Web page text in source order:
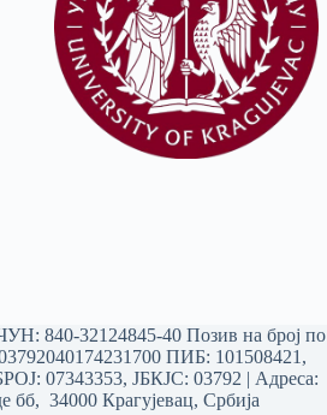
840-32124845-40 Позив на број по
ПИБ: 101508421,
07343353, ЈБКЈС: 03792 | Aдреса:
бб, 34000 Крагујевац, Србија